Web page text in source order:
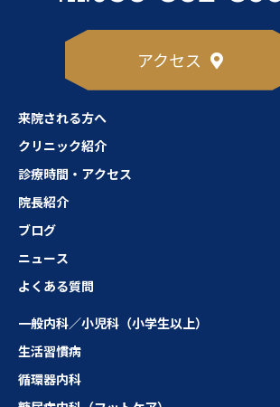
アクセス
来院される方へ
クリニック紹介
診療時間・アクセス
院長紹介
ブログ
ニュース
よくある質問
一般内科／小児科（小学生以上）
生活習慣病
循環器内科